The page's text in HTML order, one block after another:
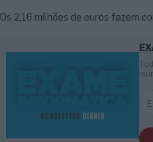
Os 2,16 milhões de euros fazem